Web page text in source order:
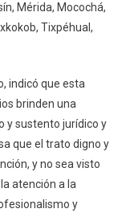
Mérida, Mocochá,
Tixpéhual,
indicó que esta
brinden una
y sustento jurídico y
que el trato digno y
y no sea visto
atención a la
y